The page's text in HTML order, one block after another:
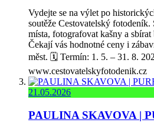
Vydejte se na výlet po
soutěže Cestovatelský
místa, fotografovat kašny a
Čekají vás hodnotné ceny i
měst. 🗓️ Termín: 1. 5. – 31. 8.
www.cestovatelskyfotodenik.cz
21.05.2026
PAULINA SKAVOVA |